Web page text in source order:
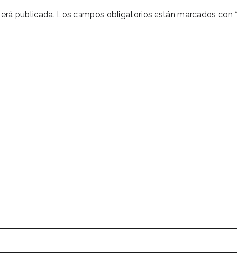
publicada. Los campos obligatorios están marcados con*